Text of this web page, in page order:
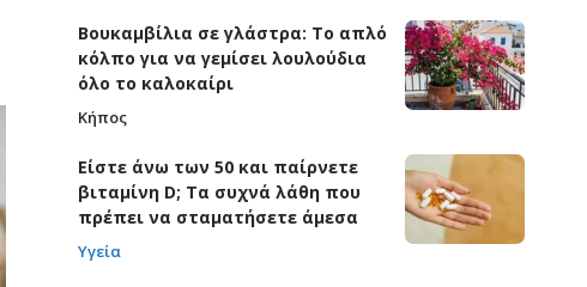
Βουκαμβίλια σε γλάστρα: Το απλό
κόλπο για να γεμίσει λουλούδια
όλο το καλοκαίρι
Κήπος
Είστε άνω των 50 και παίρνετε
βιταμίνη D; Τα συχνά λάθη που
πρέπει να σταματήσετε άμεσα
Υγεία